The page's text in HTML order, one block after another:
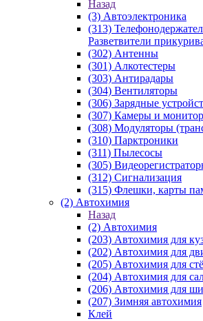
Назад
(3) Автоэлектроника
(313)
Разветвители
(302) Антенны
(301) Алкотестеры
(303) Антирадары
(304) Вентиляторы
(306) Зарядные
(307) Камеры и
(308) Модуляторы
(310) Парктроники
(311) Пылесосы
(305)
(312) Сигнализация
(315) Флешки, карты
(2) Автохимия
Назад
(2) Автохимия
(203) Автохимия для
(202) Автохимия для
(205) Автохимия для
(204) Автохимия для
(206) Автохимия для
(207) Зимняя автохимия
Клей